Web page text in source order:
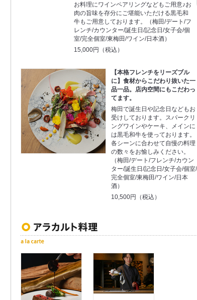
お料理にワインペアリングなどもご用意♪お
肉の旨味を存分にご堪能いただける黒毛和
牛もご用意しております。（梅田/デート/フ
レンチ/カウンター/誕生日/記念日/女子会/個
室/完全個室/東梅田/ワイン/日本酒）
15,000円（税込）
【本格フレンチをリーズブル
に】食材からこだわり抜いた一
品一品。店内空間にもこだわっ
てます。
梅田で誕生日や記念日などもお
受けしております。スパークリ
ングワインやケーキ、メインに
は黒毛和牛を使っております。
各シーンに合わせて自慢の料理
の数々をお愉しみください。
（梅田/デート/フレンチ/カウン
ター/誕生日/記念日/女子会/個室/
完全個室/東梅田/ワイン/日本
酒）
10,500円（税込）